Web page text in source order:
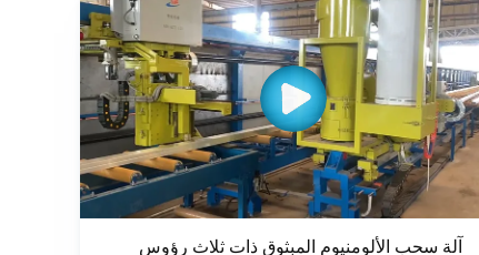
آلة سحب الألومنيوم المبثوق ذات ثلاث رؤوس